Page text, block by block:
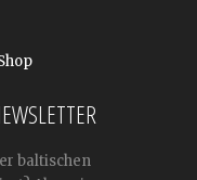
baltischen